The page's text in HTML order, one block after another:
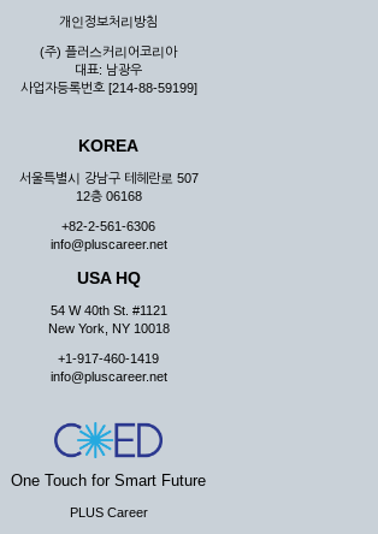
개인정보처리방침
(주) 플러스커리어코리아
대표: 남광우
사업자등록번호 [214-88-59199]
KOREA
서울특별시 강남구 테헤란로 507
12층 06168
+82-2-561-6306
info@pluscareer.net
USA HQ
54 W 40th St. #1121
New York, NY 10018
+1-917-460-1419
info@pluscareer.net
One Touch for Smart Future
PLUS Career